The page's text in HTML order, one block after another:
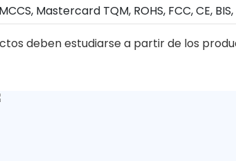
Mastercard TQM, ROHS, FCC, CE, BIS,
deben estudiarse a partir de los